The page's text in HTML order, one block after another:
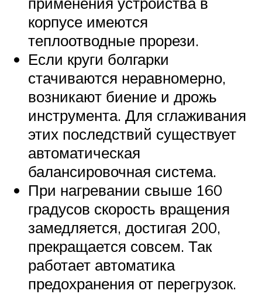
корпусе имеются
теплоотводные прорези.
Если круги болгарки
стачиваются неравномерно,
возникают биение и дрожь
инструмента. Для сглаживания
этих последствий существует
автоматическая
балансировочная система.
При нагревании свыше 160
градусов скорость вращения
замедляется, достигая 200,
прекращается совсем. Так
работает автоматика
предохранения от перегрузок.